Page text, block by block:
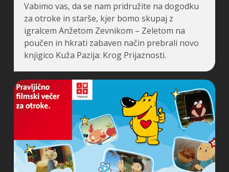
Vabimo vas, da se nam pridružite na dogodku
za otroke in starše, kjer bomo skupaj z
igralcem Anžetom Zevnikom – Zeletom na
poučen in hkrati zabaven način prebrali novo
knjigico Kuža Pazija: Krog Prijaznosti.